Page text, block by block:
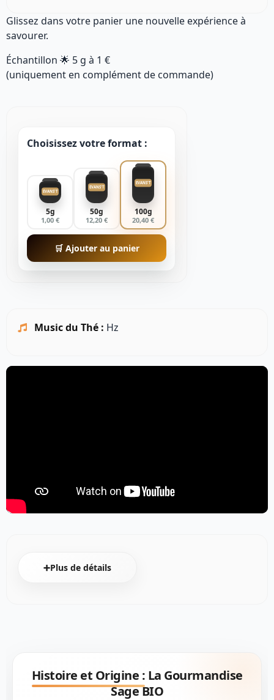
Glissez dans votre panier une nouvelle expérience à
savourer.
Échantillon 🌟 5 g à 1 €
(uniquement en complément de commande)
Choisissez votre format :
EVANS'T
5g
1,00 €
EVANS'T
50g
12,20 €
EVANS'T
100g
20,40 €
🛒 Ajouter au panier
Music du Thé : Hz
➕Plus de détails
Histoire et Origine : La Gourmandise
Sage BIO